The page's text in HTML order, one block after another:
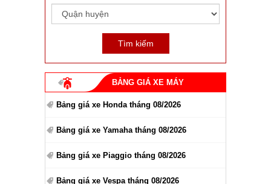
BẢNG GIÁ XE MÁY
Bảng giá xe Honda tháng 08/2026
Bảng giá xe Yamaha tháng 08/2026
Bảng giá xe Piaggio tháng 08/2026
Bảng giá xe Vespa tháng 08/2026